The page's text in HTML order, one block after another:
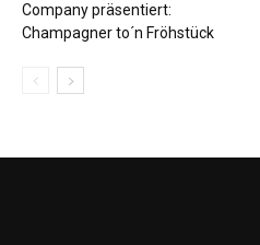
Company präsentiert:
Champagner to´n Fröhstück